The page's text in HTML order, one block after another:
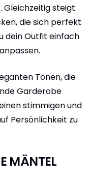
Gleichzeitig steigt
die sich perfekt
dein Outfit einfach
Tönen, die
Garderobe
stimmigen und
Persönlichkeit zu
MÄNTEL